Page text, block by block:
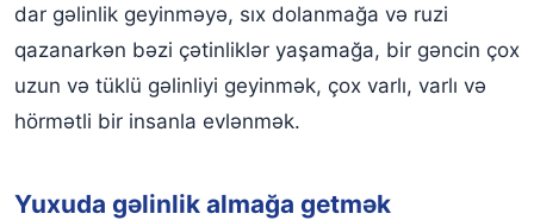
dar gəlinlik geyinməyə, sıx dolanmağa və ruzi
qazanarkən bəzi çətinliklər yaşamağa, bir gəncin çox
uzun və tüklü gəlinliyi geyinmək, çox varlı, varlı və
hörmətli bir insanla evlənmək.
Yuxuda gəlinlik almağa getmək